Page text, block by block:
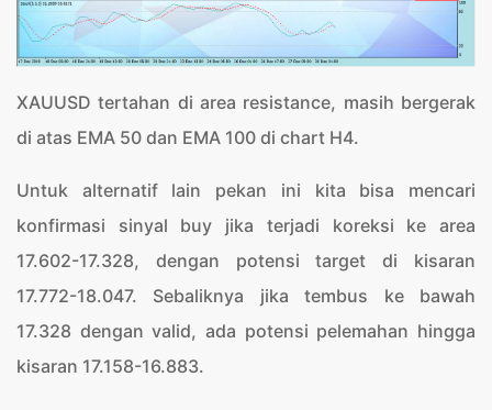
XAUUSD tertahan di area resistance, masih bergerak
di atas EMA 50 dan EMA 100 di chart H4.
Untuk alternatif lain pekan ini kita bisa mencari
konfirmasi sinyal buy jika terjadi koreksi ke area
17.602-17.328, dengan potensi target di kisaran
17.772-18.047. Sebaliknya jika tembus ke bawah
17.328 dengan valid, ada potensi pelemahan hingga
kisaran 17.158-16.883.